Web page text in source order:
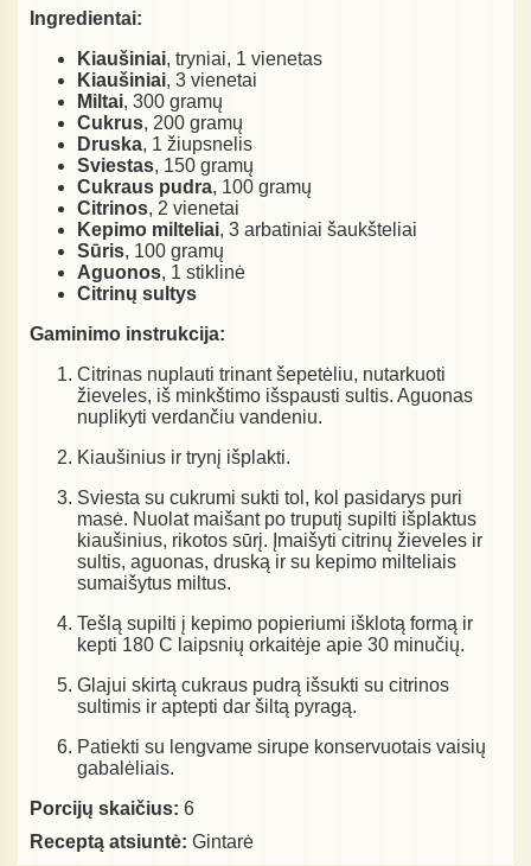
Ingredientai:
Kiaušiniai, tryniai, 1 vienetas
Kiaušiniai, 3 vienetai
Miltai, 300 gramų
Cukrus, 200 gramų
Druska, 1 žiupsnelis
Sviestas, 150 gramų
Cukraus pudra, 100 gramų
Citrinos, 2 vienetai
Kepimo milteliai, 3 arbatiniai šaukšteliai
Sūris, 100 gramų
Aguonos, 1 stiklinė
Citrinų sultys
Gaminimo instrukcija:
Citrinas nuplauti trinant šepetėliu, nutarkuoti
žieveles, iš minkštimo išspausti sultis. Aguonas
nuplikyti verdančiu vandeniu.
Kiaušinius ir trynį išplakti.
Sviesta su cukrumi sukti tol, kol pasidarys puri
masė. Nuolat maišant po truputį supilti išplaktus
kiaušinius, rikotos sūrį. Įmaišyti citrinų žieveles ir
sultis, aguonas, druską ir su kepimo milteliais
sumaišytus miltus.
Tešlą supilti į kepimo popieriumi išklotą formą ir
kepti 180 C laipsnių orkaitėje apie 30 minučių.
Glajui skirtą cukraus pudrą išsukti su citrinos
sultimis ir aptepti dar šiltą pyragą.
Patiekti su lengvame sirupe konservuotais vaisių
gabalėliais.
Porcijų skaičius: 6
Receptą atsiuntė: Gintarė